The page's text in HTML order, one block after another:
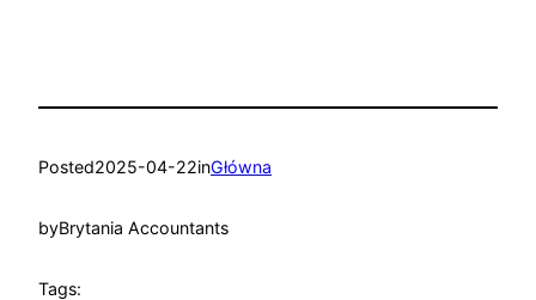
Posted2025-04-22inGłówna
byBrytania Accountants
Tags: